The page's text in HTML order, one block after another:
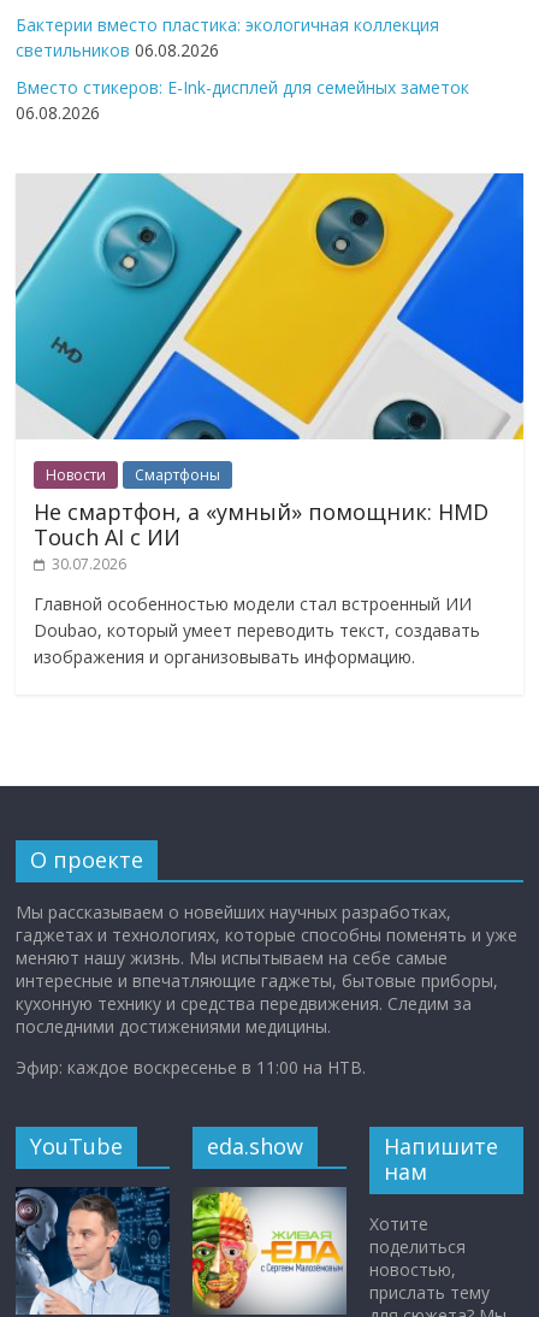
Бактерии вместо пластика: экологичная коллекция
светильников 06.08.2026
Вместо стикеров: E-Ink-дисплей для семейных заметок
06.08.2026
Новости Смартфоны
Не смартфон, а «умный» помощник: HMD
Touch AI с ИИ
30.07.2026
Главной особенностью модели стал встроенный ИИ
Doubao, который умеет переводить текст, создавать
изображения и организовывать информацию.
О проекте
Мы рассказываем о новейших научных разработках,
гаджетах и технологиях, которые способны поменять и уже
меняют нашу жизнь. Мы испытываем на себе самые
интересные и впечатляющие гаджеты, бытовые приборы,
кухонную технику и средства передвижения. Следим за
последними достижениями медицины.
Эфир: каждое воскресенье в 11:00 на НТВ.
YouTube eda.show
Напишите
нам
Хотите
поделиться
новостью,
прислать тему